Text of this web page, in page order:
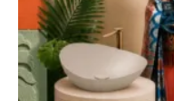
6. Letak cermin
Salah satu tips